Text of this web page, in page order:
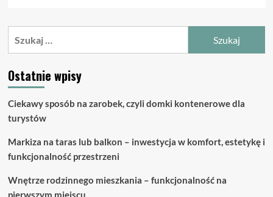
o
–
jakie
różnice?
Ostatnie wpisy
Ciekawy sposób na zarobek, czyli domki kontenerowe dla
turystów
Markiza na taras lub balkon – inwestycja w komfort, estetykę i
funkcjonalność przestrzeni
Wnętrze rodzinnego mieszkania – funkcjonalność na
pierwszym miejscu